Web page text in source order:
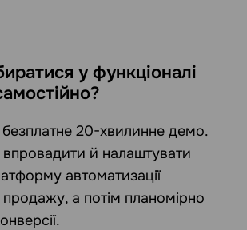
у функціоналі
безплатне 20-хвилинне демо.
й налаштувати
автоматизації
а потім планомірно